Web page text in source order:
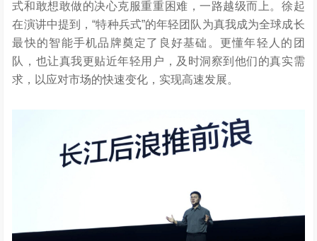
式和敢想敢做的决心克服重重困难，一路越级而上。徐起
在演讲中提到，“特种兵式”的年轻团队为真我成为全球成长
最快的智能手机品牌奠定了良好基础。更懂年轻人的团
队，也让真我更贴近年轻用户，及时洞察到他们的真实需
求，以应对市场的快速变化，实现高速发展。